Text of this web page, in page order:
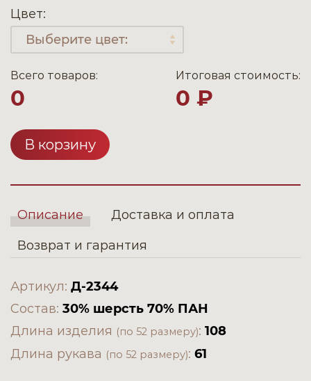
Цвет:
Всего товаров:
0
Итоговая стоимость:
0 ₽
В корзину
Описание
Доставка и оплата
Возврат и гарантия
Артикул: Д-2344
Состав: 30% шерсть 70% ПАН
Длина изделия (по 52 размеру): 108
Длина рукава (по 52 размеру): 61